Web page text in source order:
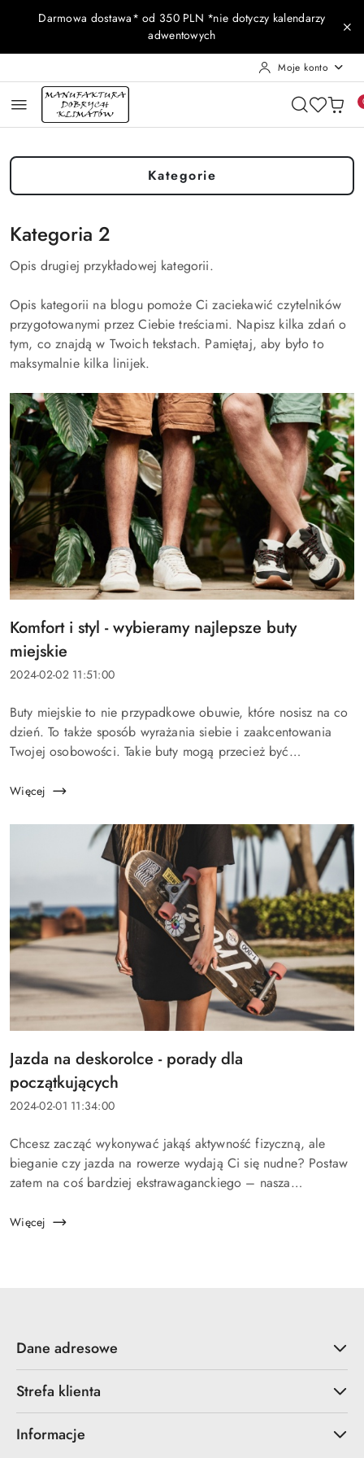
Przejdź do treści głównej
Przejdź do wyszukiwarki
Przejdź do moje konto
Przejdź do menu głównego
Przejdź do stopki
Darmowa dostawa* od 350 PLN *nie dotyczy kalendarzy
adwentowych
Moje konto
Kategorie
Kategoria 2
Opis drugiej przykładowej kategorii.
Opis kategorii na blogu pomoże Ci zaciekawić czytelników
przygotowanymi przez Ciebie treściami. Napisz kilka zdań o
tym, co znajdą w Twoich tekstach. Pamiętaj, aby było to
maksymalnie kilka linijek.
Tytuł
artykułu:
Komfort i styl - wybieramy najlepsze buty
miejskie
Data
2024-02-02 11:51:00
Treść
artykułu:
Buty miejskie to nie przypadkowe obuwie, które nosisz na co
dzień. To także sposób wyrażania siebie i zaakcentowania
Twojej osobowości. Takie buty mogą przecież być
naprawdę wiele ...
Więcej
Tytuł
artykułu:
Jazda na deskorolce - porady dla
początkujących
Data
2024-02-01 11:34:00
Treść
artykułu:
Chcesz zacząć wykonywać jakąś aktywność fizyczną, ale
bieganie czy jazda na rowerze wydają Ci się nudne? Postaw
zatem na coś bardziej ekstrawaganckiego – nasza
nie miałeś styczności z tym s...
Więcej
Dane adresowe
Strefa klienta
Informacje